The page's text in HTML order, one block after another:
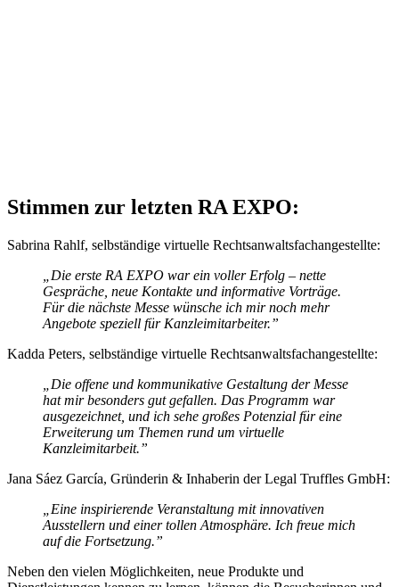
Stimmen zur letzten RA EXPO:
Sabrina Rahlf, selbständige virtuelle Rechtsanwaltsfachangestellte:
„Die erste RA EXPO war ein voller Erfolg – nette
Gespräche, neue Kontakte und informative Vorträge.
Für die nächste Messe wünsche ich mir noch mehr
Angebote speziell für Kanzleimitarbeiter.”
Kadda Peters, selbständige virtuelle Rechtsanwaltsfachangestellte:
„Die offene und kommunikative Gestaltung der Messe
hat mir besonders gut gefallen. Das Programm war
ausgezeichnet, und ich sehe großes Potenzial für eine
Erweiterung um Themen rund um virtuelle
Kanzleimitarbeit.”
Jana Sáez García, Gründerin & Inhaberin der Legal Truffles GmbH:
„Eine inspirierende Veranstaltung mit innovativen
Ausstellern und einer tollen Atmosphäre. Ich freue mich
auf die Fortsetzung.”
Neben den vielen Möglichkeiten, neue Produkte und